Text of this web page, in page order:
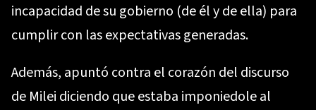
incapacidad de su gobierno (de él y de ella) para
cumplir con las expectativas generadas.
Además, apuntó contra el corazón del discurso
de Milei diciendo que estaba imponiedole al